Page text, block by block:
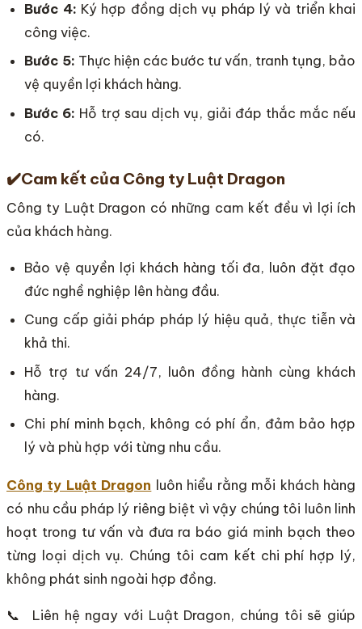
Bước 4: Ký hợp đồng dịch vụ pháp lý và triển khai
công việc.
Bước 5: Thực hiện các bước tư vấn, tranh tụng, bảo
vệ quyền lợi khách hàng.
Bước 6: Hỗ trợ sau dịch vụ, giải đáp thắc mắc nếu
có.
✔️Cam kết của Công ty Luật Dragon
Công ty Luật Dragon có những cam kết đều vì lợi ích
của khách hàng.
Bảo vệ quyền lợi khách hàng tối đa, luôn đặt đạo
đức nghề nghiệp lên hàng đầu.
Cung cấp giải pháp pháp lý hiệu quả, thực tiễn và
khả thi.
Hỗ trợ tư vấn 24/7, luôn đồng hành cùng khách
hàng.
Chi phí minh bạch, không có phí ẩn, đảm bảo hợp
lý và phù hợp với từng nhu cầu.
Công ty Luật Dragon luôn hiểu rằng mỗi khách hàng
có nhu cầu pháp lý riêng biệt vì vậy chúng tôi luôn linh
hoạt trong tư vấn và đưa ra báo giá minh bạch theo
từng loại dịch vụ. Chúng tôi cam kết chi phí hợp lý,
không phát sinh ngoài hợp đồng.
📞 Liên hệ ngay với Luật Dragon, chúng tôi sẽ giúp